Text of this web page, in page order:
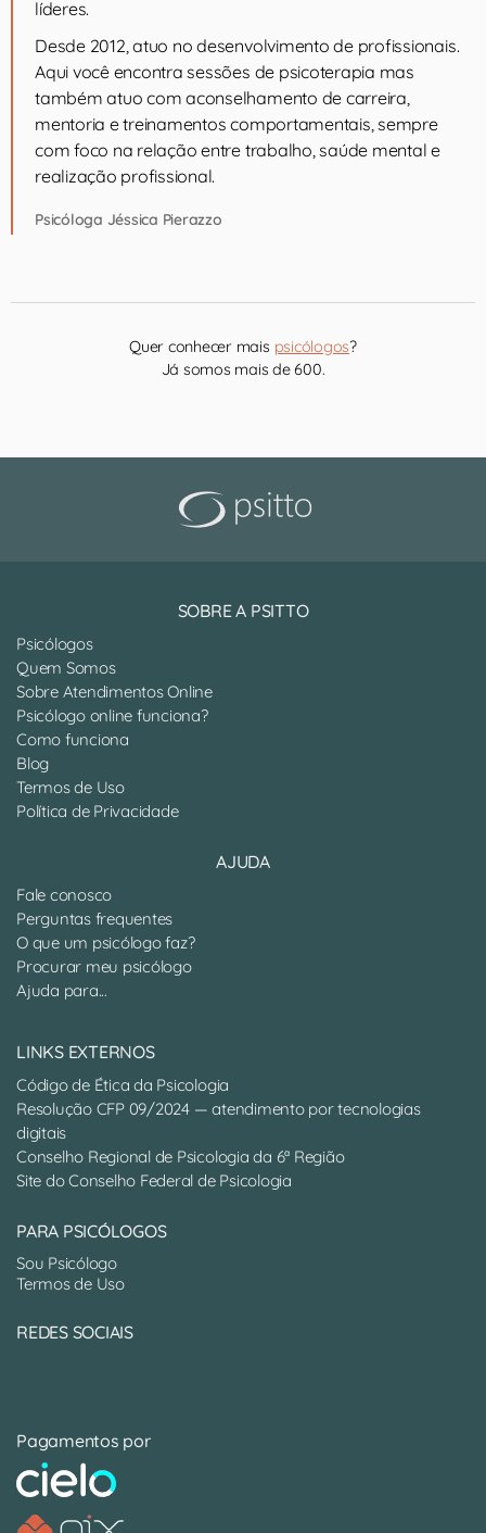
líderes.
Desde 2012, atuo no desenvolvimento de profissionais.
Aqui você encontra sessões de psicoterapia mas
também atuo com aconselhamento de carreira,
mentoria e treinamentos comportamentais, sempre
com foco na relação entre trabalho, saúde mental e
realização profissional.
Psicóloga Jéssica Pierazzo
Quer conhecer mais psicólogos?
Já somos mais de 600.
SOBRE A PSITTO
Psicólogos
Quem Somos
Sobre Atendimentos Online
Psicólogo online funciona?
Como funciona
Blog
Termos de Uso
Política de Privacidade
AJUDA
Fale conosco
Perguntas frequentes
O que um psicólogo faz?
Procurar meu psicólogo
Ajuda para...
LINKS EXTERNOS
Código de Ética da Psicologia
Resolução CFP 09/2024 — atendimento por tecnologias
digitais
Conselho Regional de Psicologia da 6ª Região
Site do Conselho Federal de Psicologia
PARA PSICÓLOGOS
Sou Psicólogo
Termos de Uso
REDES SOCIAIS
Pagamentos por